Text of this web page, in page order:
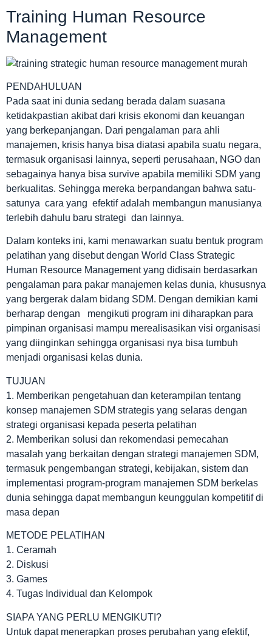
Training Human Resource
Management
PENDAHULUAN
Pada saat ini dunia sedang berada dalam suasana
ketidakpastian akibat dari krisis ekonomi dan keuangan
yang berkepanjangan. Dari pengalaman para ahli
manajemen, krisis hanya bisa diatasi apabila suatu negara,
termasuk organisasi lainnya, seperti perusahaan, NGO dan
sebagainya hanya bisa survive apabila memiliki SDM yang
berkualitas. Sehingga mereka berpandangan bahwa satu-
satunya cara yang efektif adalah membangun manusianya
terlebih dahulu baru strategi dan lainnya.
Dalam konteks ini, kami menawarkan suatu bentuk program
pelatihan yang disebut dengan World Class Strategic
Human Resource Management yang didisain berdasarkan
pengalaman para pakar manajemen kelas dunia, khususnya
yang bergerak dalam bidang SDM. Dengan demikian kami
berharap dengan mengikuti program ini diharapkan para
pimpinan organisasi mampu merealisasikan visi organisasi
yang diinginkan sehingga organisasi nya bisa tumbuh
menjadi organisasi kelas dunia.
TUJUAN
1. Memberikan pengetahuan dan keterampilan tentang
konsep manajemen SDM strategis yang selaras dengan
strategi organisasi kepada peserta pelatihan
2. Memberikan solusi dan rekomendasi pemecahan
masalah yang berkaitan dengan strategi manajemen SDM,
termasuk pengembangan strategi, kebijakan, sistem dan
implementasi program-program manajemen SDM berkelas
dunia sehingga dapat membangun keunggulan kompetitif di
masa depan
METODE PELATIHAN
1. Ceramah
2. Diskusi
3. Games
4. Tugas Individual dan Kelompok
SIAPA YANG PERLU MENGIKUTI?
Untuk dapat menerapkan proses perubahan yang efektif,